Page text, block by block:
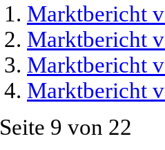
Marktbericht
Marktbericht
Marktbericht
Marktbericht
Seite 9 von 22